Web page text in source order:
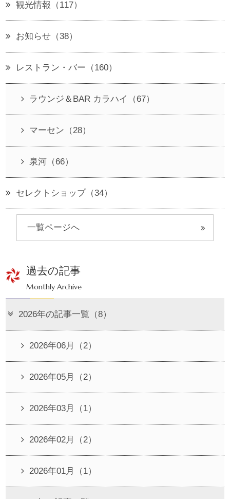
観光情報（117）
お知らせ（38）
レストラン・バー（160）
ラウンジ＆BAR カラハイ（67）
マーセン（28）
泉河（66）
セレクトショップ（34）
一覧ページへ
過去の記事
Monthly Archive
2026年の記事一覧（8）
2026年06月（2）
2026年05月（2）
2026年03月（1）
2026年02月（2）
2026年01月（1）